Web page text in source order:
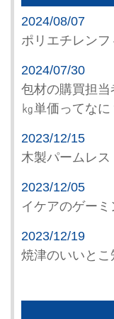
2024/08/07
ポリエチレン
2024/07/30
包材の購買担
㎏単価ってなに
2023/12/15
木製パームレ
2023/12/05
イケアのゲー
2023/12/19
焼津のいいとこ